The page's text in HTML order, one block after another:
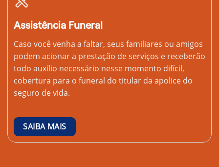
Assistência Funeral
Caso você venha a faltar, seus familiares ou amigos
podem acionar a prestação de serviços e receberão
todo auxílio necessário nesse momento difícil,
cobertura para o funeral do titular da apolice do
seguro de vida.
SAIBA MAIS